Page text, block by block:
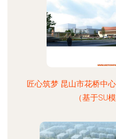
匠心筑梦 昆山市花桥中
（基于SU